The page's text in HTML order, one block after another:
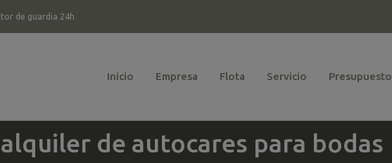
de guardia 24h
Inicio Empresa Flota Servicio Presupuesto
de autocares para bodas